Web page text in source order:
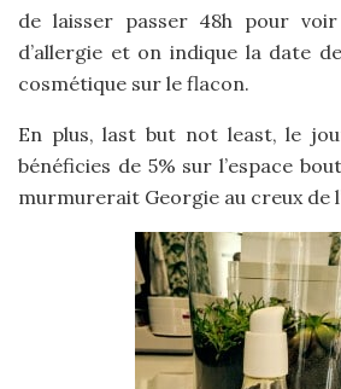
de laisser passer 48h pour
d’allergie et on indique la date
cosmétique sur le flacon.
En plus, last but not least, le
bénéficies de 5% sur l’espace
murmurerait Georgie au creux de